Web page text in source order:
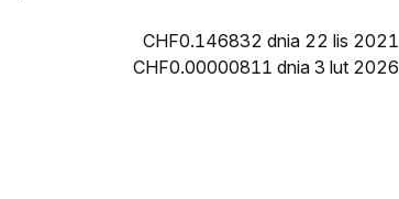
CHF0.146832 dnia 22 lis 2021
CHF0.00000811 dnia 3 lut 2026